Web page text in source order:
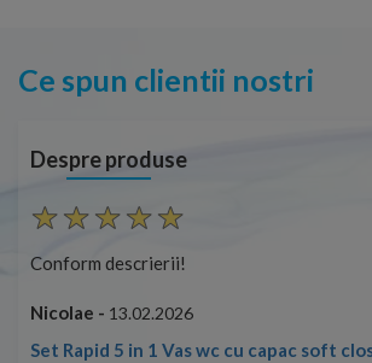
Ce spun clientii nostri
Despre produse
Conform descrierii!
Nicolae - 13.02.2026
Set Rapid 5 in 1 Vas wc cu capac soft